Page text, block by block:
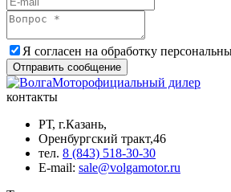
Я согласен на обработку
Отправить сообщение
официальный дилер
контакты
РТ, г.Казань,
Оренбургский тракт,46
тел. 8 (843) 518-30-30
Е-mail: sale@volgamotor.ru